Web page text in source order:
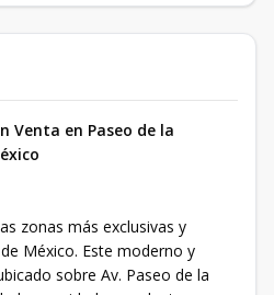
Venta en Paseo de la
zonas más exclusivas y
México. Este moderno y
sobre Av. Paseo de la